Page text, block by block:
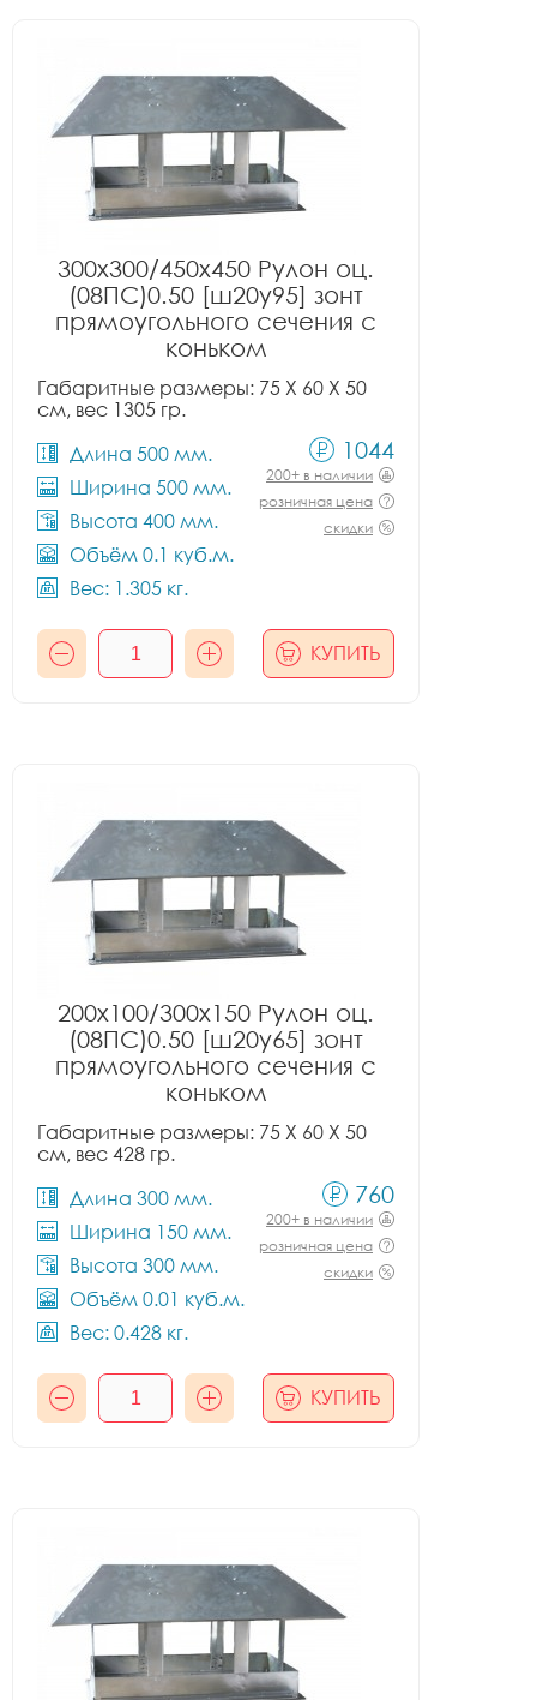
300x300/450x450 Рулон оц.
(08ПС)0.50 [ш20у95] зонт
прямоугольного сечения с
коньком
Габаритные размеры: 75 X 60 X 50
см, вес 1305 гр.
Длина 500 мм.
Ширина 500 мм.
Высота 400 мм.
Объём 0.1 куб.м.
Вес: 1.305 кг.
1044
200+ в наличии
розничная цена
скидки
КУПИТЬ
200x100/300x150 Рулон оц.
(08ПС)0.50 [ш20у65] зонт
прямоугольного сечения с
коньком
Габаритные размеры: 75 X 60 X 50
см, вес 428 гр.
Длина 300 мм.
Ширина 150 мм.
Высота 300 мм.
Объём 0.01 куб.м.
Вес: 0.428 кг.
760
200+ в наличии
розничная цена
скидки
КУПИТЬ